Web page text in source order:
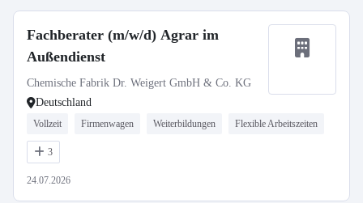
Fachberater (m/w/d) Agrar im
Außendienst
Chemische Fabrik Dr. Weigert GmbH & Co. KG
Deutschland
Vollzeit Firmenwagen Weiterbildungen Flexible Arbeitszeiten
3
24.07.2026